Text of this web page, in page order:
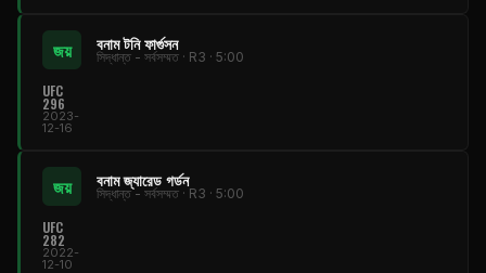
জয় বনাম টনি ফার্গুসন
সিদ্ধান্ত - সর্বসম্মত · R3 · 5:00
UFC
296
2023-
12-16
জয় বনাম জ্যারেড গর্ডন
সিদ্ধান্ত - সর্বসম্মত · R3 · 5:00
UFC
282
2022-
12-10